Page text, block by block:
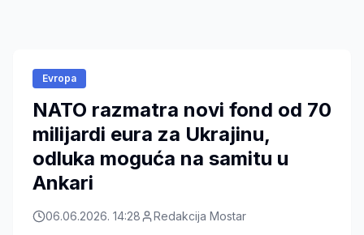
Evropa
NATO razmatra novi fond od 70
milijardi eura za Ukrajinu,
odluka moguća na samitu u
Ankari
06.06.2026. 14:28 Redakcija Mostar